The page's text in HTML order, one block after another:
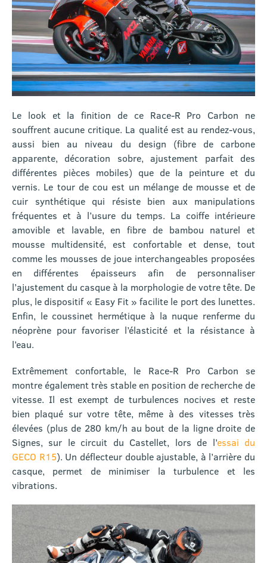
Le look et la finition de ce Race-R Pro Carbon ne
souffrent aucune critique. La qualité est au rendez-vous,
aussi bien au niveau du design (fibre de carbone
apparente, décoration sobre, ajustement parfait des
différentes pièces mobiles) que de la peinture et du
vernis. Le tour de cou est un mélange de mousse et de
cuir synthétique qui résiste bien aux manipulations
fréquentes et à l’usure du temps. La coiffe intérieure
amovible et lavable, en fibre de bambou naturel et
mousse multidensité, est confortable et dense, tout
comme les mousses de joue interchangeables proposées
en différentes épaisseurs afin de personnaliser
l’ajustement du casque à la morphologie de votre tête. De
plus, le dispositif « Easy Fit » facilite le port des lunettes.
Enfin, le coussinet hermétique à la nuque renferme du
néoprène pour favoriser l’élasticité et la résistance à
l’eau.
Extrêmement confortable, le Race-R Pro Carbon se
montre également très stable en position de recherche de
vitesse. Il est exempt de turbulences nocives et reste
bien plaqué sur votre tête, même à des vitesses très
élevées (plus de 280 km/h au bout de la ligne droite de
Signes, sur le circuit du Castellet, lors de l’essai du
GECO R15). Un déflecteur double ajustable, à l’arrière du
casque, permet de minimiser la turbulence et les
vibrations.